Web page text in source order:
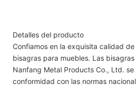
Detalles del producto
Confiamos en la exquisita calidad
bisagras para muebles. Las
Nanfang Metal Products Co., Ltd.
conformidad con las normas